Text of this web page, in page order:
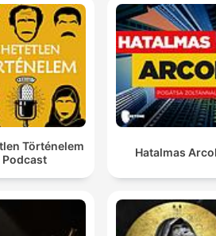
Történelem
Podcast
Hatalmas